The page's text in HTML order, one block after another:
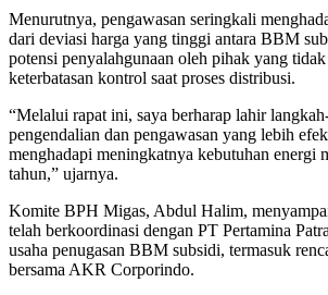
Menurutnya, pengawasan seringkali
dari deviasi harga yang tinggi antara BBM
potensi penyalahgunaan oleh pihak yang
keterbatasan kontrol saat proses distribusi.
“Melalui rapat ini, saya berharap lahir
pengendalian dan pengawasan yang lebih
menghadapi meningkatnya kebutuhan energi
tahun,” ujarnya.
Komite BPH Migas, Abdul Halim,
telah berkoordinasi dengan PT Pertamina
usaha penugasan BBM subsidi, termasuk
bersama AKR Corporindo.